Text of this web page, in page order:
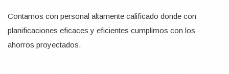
Contamos con personal altamente calificado donde con
planificaciones eficaces y eficientes cumplimos con los
ahorros proyectados.